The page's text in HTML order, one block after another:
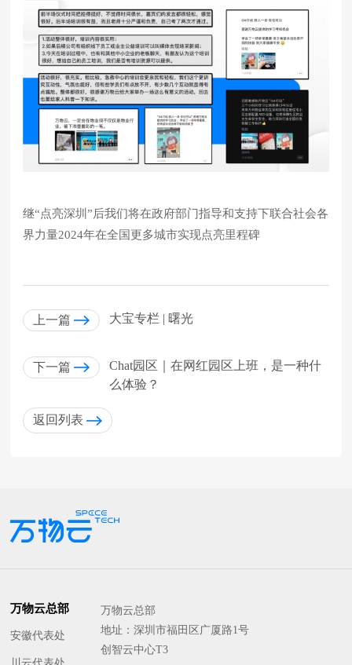
继“点亮深圳”后我们将在政府部门指导和支持下联合社会各
界力量2024年在全国更多城市实现点亮里程碑
上一篇 ​大宝专栏 | 曙光
下一篇
Chat园区｜在网红园区上班，是一种什
么体验？
返回列表
万物云总部
安徽代表处
万物云总部
地址：深圳市福田区广厦路1号
创智云中心T3